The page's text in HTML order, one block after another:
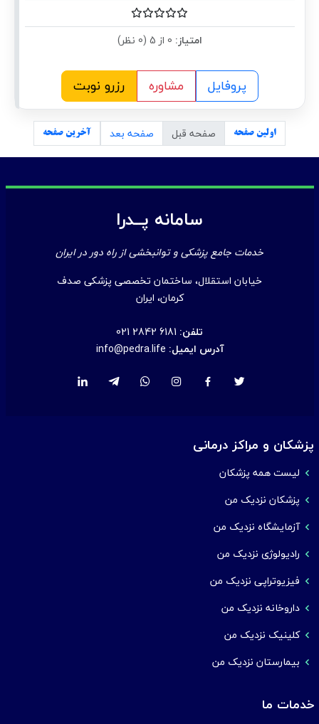
امتیاز:
پروفایل مشاوره رزرو نوبت
اولین صفحه صفحه قبل صفحه بعد آخرین صفحه
سامانه پــدرا
خدمات جامع پزشکی و توانبخشی از راه دور در ایران
خیابان استقلال، ساختمان تخصصی پزشکی صدف
کرمان، ایران
تلفن: 021 2842 6181
آدرس ایمیل: info@pedra.life
پزشکان و مراکز درمانی
لیست همه پزشکان
پزشکان نزدیک من
آزمایشگاه نزدیک من
رادیولوژی نزدیک من
فیزیوتراپی نزدیک من
داروخانه نزدیک من
کلینیک نزدیک من
بیمارستان نزدیک من
خدمات ما